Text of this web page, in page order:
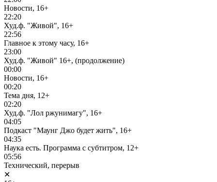
Новости, 16+
22:20
Худ.ф. "Живой", 16+
22:56
Главное к этому часу, 16+
23:00
Худ.ф. "Живой" 16+, (продолжение)
00:00
Новости, 16+
00:20
Тема дня, 12+
02:20
Худ.ф. "Лол ржунимагу", 16+
04:05
Подкаст "Маунг Джо будет жить", 16+
04:35
Наука есть. Программа с субтитром, 12+
05:56
Технический, перерыв
✕